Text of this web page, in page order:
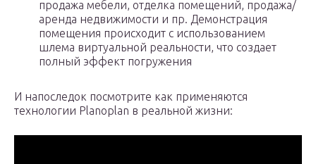
продажа мебели, отделка помещений, продажа/
аренда недвижимости и пр. Демонстрация
помещения происходит с использованием
шлема виртуальной реальности, что создает
полный эффект погружения
И напоследок посмотрите как применяются
технологии Planoplan в реальной жизни: